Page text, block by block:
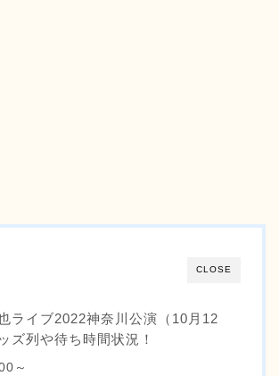
CLOSE
ライブ2022神奈川公演（10月12
ズ列や待ち時間状況！
～